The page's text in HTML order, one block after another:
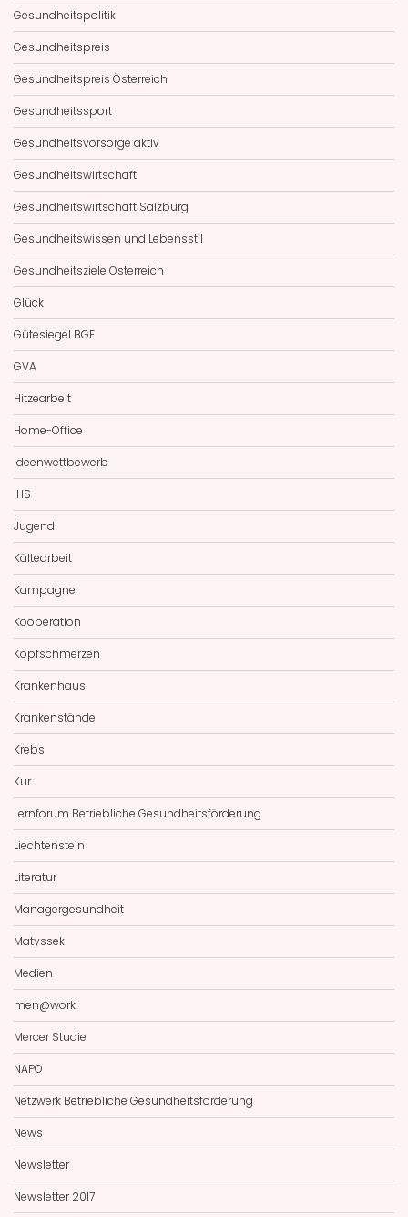
Gesundheitspolitik
Gesundheitspreis
Gesundheitspreis Österreich
Gesundheitssport
Gesundheitsvorsorge aktiv
Gesundheitswirtschaft
Gesundheitswirtschaft Salzburg
Gesundheitswissen und Lebensstil
Gesundheitsziele Österreich
Glück
Gütesiegel BGF
GVA
Hitzearbeit
Home-Office
Ideenwettbewerb
IHS
Jugend
Kältearbeit
Kampagne
Kooperation
Kopfschmerzen
Krankenhaus
Krankenstände
Krebs
Kur
Lernforum Betriebliche Gesundheitsförderung
Liechtenstein
Literatur
Managergesundheit
Matyssek
Medien
men@work
Mercer Studie
NAPO
Netzwerk Betriebliche Gesundheitsförderung
News
Newsletter
Newsletter 2017